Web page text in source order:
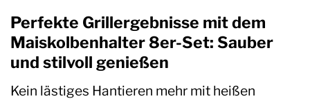
Perfekte Grillergebnisse mit dem
Maiskolbenhalter 8er-Set: Sauber
und stilvoll genießen
Kein lästiges Hantieren mehr mit heißen